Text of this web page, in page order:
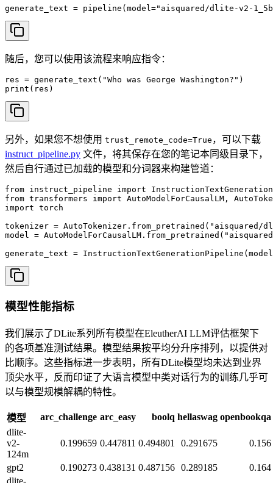
generate_text = pipeline(model="aisquared/dlite-v2-
随后，您可以使用该流程来响应指令：
res = generate_text("Who was George Washington?")
print(res)
另外，如果您不想使用 trust_remote_code=True ，可以下载
instruct_pipeline.py 文件，将其保存在您的笔记本同级目录下，
然后自行通过已加载的模型和分词器来构建管道：
from instruct_pipeline import
from transformers import AutoModelForCausalLM,
import torch
tokenizer =
model =
generate_text =
模型性能指标
我们展示了DLite系列所有模型在EleutherAI LLM评估框架下
的各项基准测试结果。模型结果按平均分升序排列，以提供对
比顺序。这些指标进一步表明，所有DLite模型均未达到业界
顶尖水平，反而印证了大语言模型中类对话行为的训练几乎可
以与模型规模解耦的特性。
模型 arc_challenge arc_easy boolq hellaswag openbookqa
dlite-
v2-
124m
0.199659 0.447811 0.494801 0.291675 0.156
gpt2 0.190273 0.438131 0.487156 0.289185
0.164
dlite-